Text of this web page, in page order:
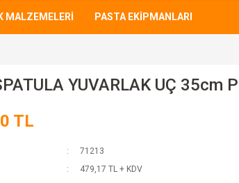
MALZEMELERİ PASTA EKİPMANLARI
YUVARLAK UÇ 35cm
TL
71213
479,17 TL + KDV